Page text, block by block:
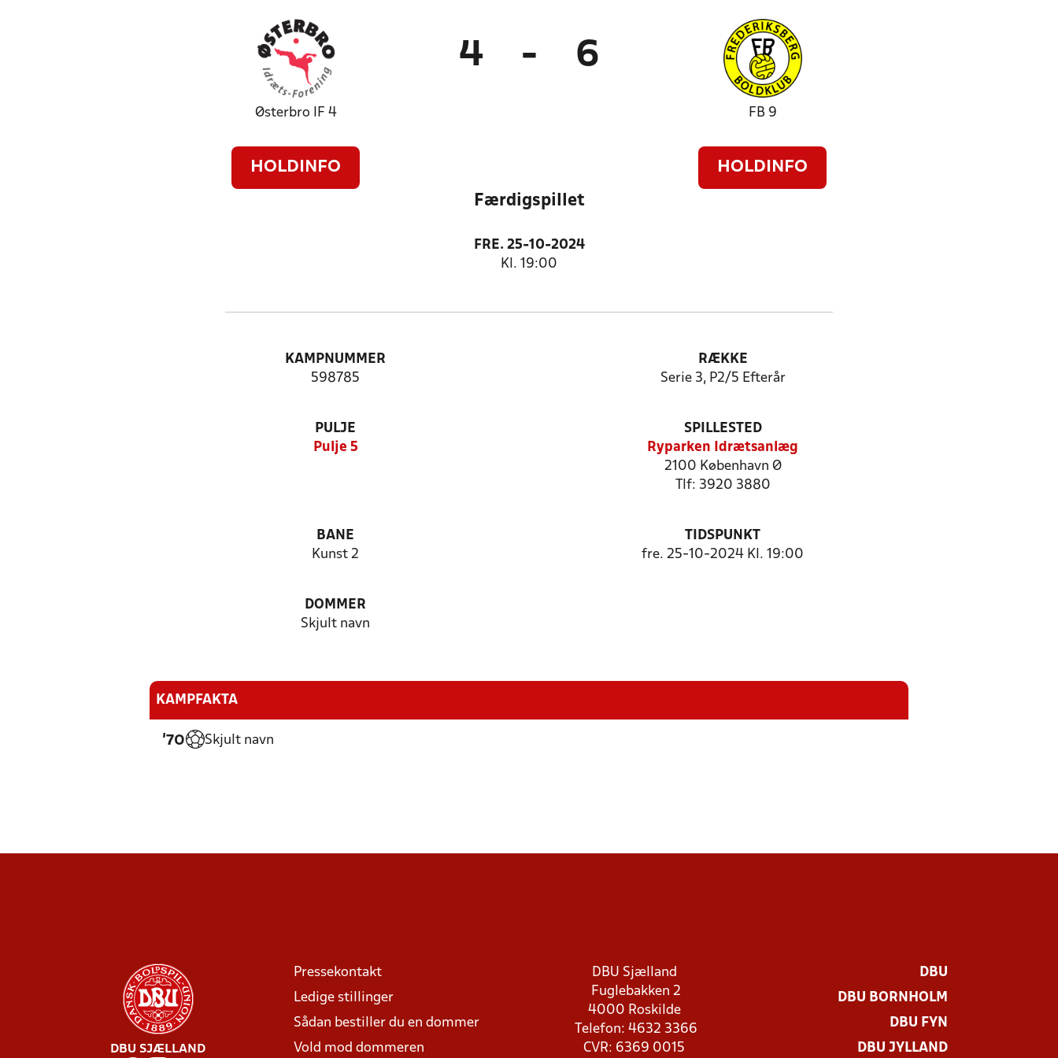
Østerbro IF 4
HOLDINFO
4 - 6
FB 9
HOLDINFO
Færdigspillet
FRE. 25-10-2024
Kl. 19:00
KAMPNUMMER
598785
RÆKKE
Serie 3, P2/5 Efterår
PULJE
Pulje 5
SPILLESTED
Ryparken Idrætsanlæg
2100 København Ø
Tlf: 3920 3880
BANE
Kunst 2
TIDSPUNKT
fre. 25-10-2024 Kl. 19:00
DOMMER
Skjult navn
KAMPFAKTA
'70 Skjult navn
DBU SJÆLLAND
Pressekontakt
Ledige stillinger
Sådan bestiller du en dommer
Vold mod dommeren
DBU Sjælland
Fuglebakken 2
4000 Roskilde
Telefon: 4632 3366
CVR: 6369 0015
DBU
DBU BORNHOLM
DBU FYN
DBU JYLLAND